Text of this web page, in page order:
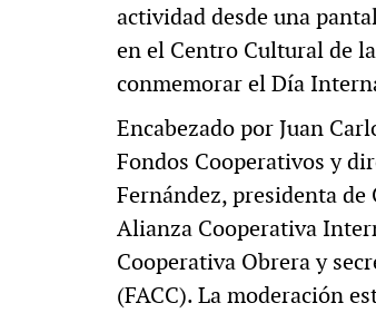
actividad desde una
en el Centro Cultural de
conmemorar el Día
Encabezado por Juan
Fondos Cooperativos y
Fernández, presidenta
Alianza Cooperativa
Cooperativa Obrera y
(FACC). La moderación